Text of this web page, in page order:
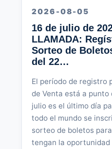
2026-08-05
16 de julio de
LLAMADA:
Sorteo de
del 22…
El período de registro
de Venta está a punto
julio es el último día
todo el mundo se
sorteo de boletos
tengan la